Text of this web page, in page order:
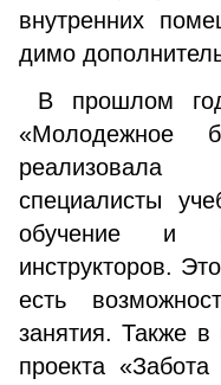
внутренних
димо
В прошлом
«Молодеж­ное
реализовала
специалисты
обучение и
инструкторов.
есть
занятия. Также
про­екта